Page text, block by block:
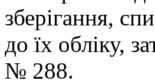
зберігання,
до їх обліку,
№ 288.